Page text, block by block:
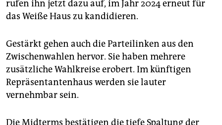
rufen ihn jetzt dazu auf, im Jahr 2024 erneut für
das Weiße Haus zu kandidieren.
Gestärkt gehen auch die Parteilinken aus den
Zwischenwahlen hervor. Sie haben mehrere
zusätzliche Wahlkreise erobert. Im künftigen
Repräsentantenhaus werden sie lauter
vernehmbar sein.
Die Midterms bestätigen die tiefe Spaltung der